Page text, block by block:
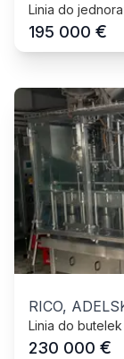
Linia do
195 000 €
RICO,
Linia do
230 000 €